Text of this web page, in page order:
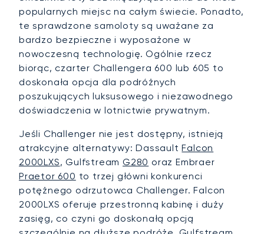
popularnych miejsc na całym świecie. Ponadto,
te sprawdzone samoloty są uważane za
bardzo bezpieczne i wyposażone w
nowoczesną technologię. Ogólnie rzecz
biorąc, czarter Challengera 600 lub 605 to
doskonała opcja dla podróżnych
poszukujących luksusowego i niezawodnego
doświadczenia w lotnictwie prywatnym.
Jeśli Challenger nie jest dostępny, istnieją
atrakcyjne alternatywy: DassaultFalcon
2000LXS, GulfstreamG280 oraz Embraer
Praetor 600 to trzej główni konkurenci
potężnego odrzutowca Challenger. Falcon
2000LXS oferuje przestronną kabinę i duży
zasięg, co czyni go doskonałą opcją